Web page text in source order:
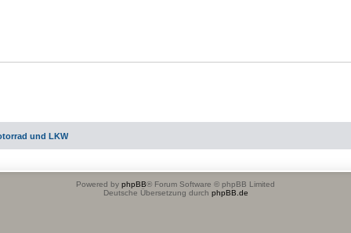
und LKW
Powered by phpBB® Forum Software © phpBB Limited
Deutsche Übersetzung durch phpBB.de